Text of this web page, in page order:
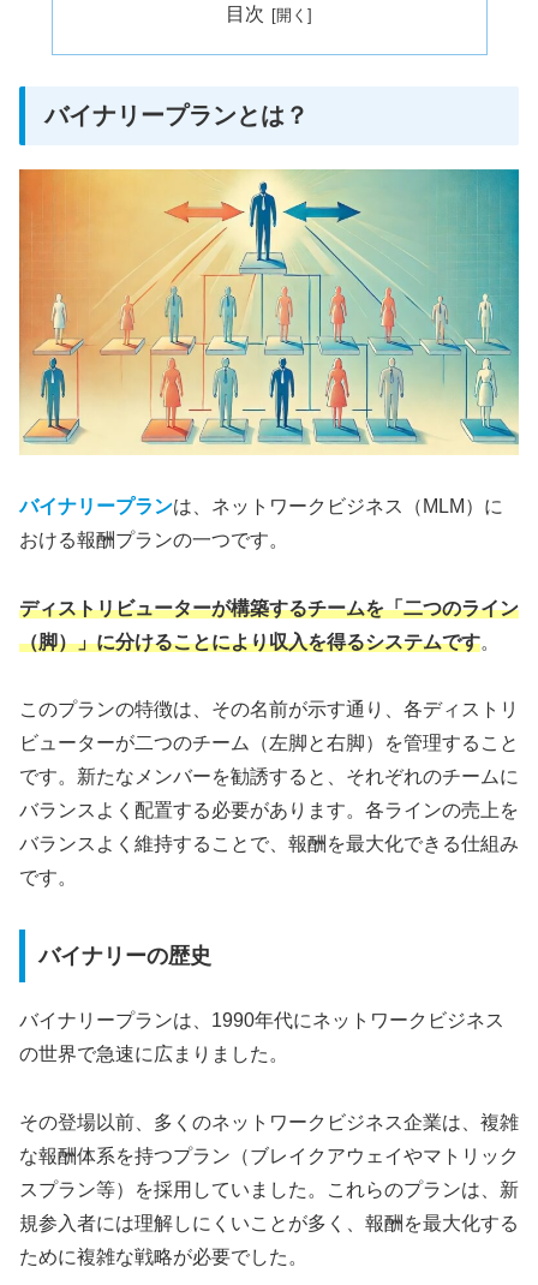
目次
バイナリープランとは？
バイナリープランは、ネットワークビジネス（MLM）に
おける報酬プランの一つです。
ディストリビューターが構築するチームを「二つのライン
（脚）」に分けることにより収入を得るシステムです。
このプランの特徴は、その名前が示す通り、各ディストリ
ビューターが二つのチーム（左脚と右脚）を管理すること
です。新たなメンバーを勧誘すると、それぞれのチームに
バランスよく配置する必要があります。各ラインの売上を
バランスよく維持することで、報酬を最大化できる仕組み
です。
バイナリーの歴史
バイナリープランは、1990年代にネットワークビジネス
の世界で急速に広まりました。
その登場以前、多くのネットワークビジネス企業は、複雑
な報酬体系を持つプラン（ブレイクアウェイやマトリック
スプラン等）を採用していました。これらのプランは、新
規参入者には理解しにくいことが多く、報酬を最大化する
ために複雑な戦略が必要でした。